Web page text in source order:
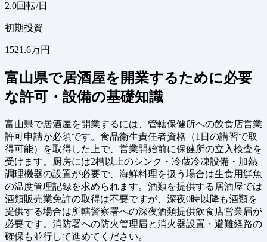
2.0回転/日
初期投資
1521.6万円
富山県で居酒屋を開業するために必要
な許可・設備の基礎知識
富山県で居酒屋を開業するには、管轄保健所への飲食店営業
許可申請が必須です。食品衛生責任者資格（1日の講習で取
得可能）を取得した上で、営業開始前に保健所の立入検査を
受けます。厨房には2槽以上のシンク・冷蔵冷凍設備・加熱
調理機器の設置が必要で、海鮮料理を扱う場合は生食用鮮魚
の温度管理記録を求められます。酒類を提供する居酒屋では
酒類販売業免許の取得は不要ですが、深夜0時以降も酒類を
提供する場合は所轄警察署への深夜酒類提供飲食店営業届が
必要です。消防署への防火管理届と消火器設置・避難経路の
確保も並行して進めてください。